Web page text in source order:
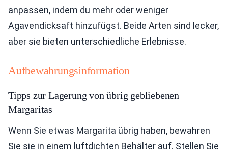
anpassen, indem du mehr oder weniger
Agavendicksaft hinzufügst. Beide Arten sind lecker,
aber sie bieten unterschiedliche Erlebnisse.
Aufbewahrungsinformation
Tipps zur Lagerung von übrig gebliebenen
Margaritas
Wenn Sie etwas Margarita übrig haben, bewahren
Sie sie in einem luftdichten Behälter auf. Stellen Sie